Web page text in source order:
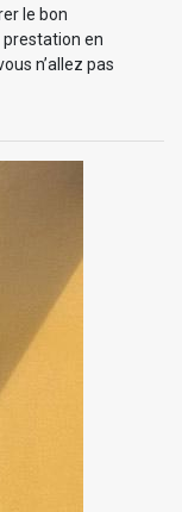
le bon
en
n’allez pas